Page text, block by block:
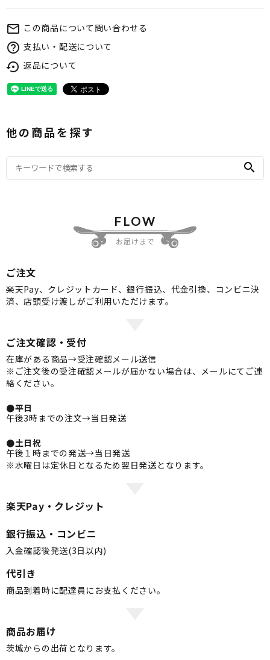
mail_outline この商品について問い合わせる
help_outline 支払い・配送について
settings_backup_restore 返品について
他の商品を探す
search
FLOW
お届けまで
ご注文
楽天Pay、クレジットカード、銀行振込、代金引換、コンビニ決
済、店頭受け渡しがご利用いただけます。
ご注文確認・受付
在庫がある商品→受注確認メール送信
※ご注文後の受注確認メールが届かない場合は、メールにてご連
絡ください。
●平日
午後3時までの注文→当日発送
●土日祝
午後１時までの発送→当日発送
※水曜日は定休日となるため翌日発送となります。
楽天Pay・クレジット
銀行振込・コンビニ
入金確認後発送(3日以内)
代引き
商品到着時に配達員にお支払ください。
商品お届け
茨城からの出荷となります。